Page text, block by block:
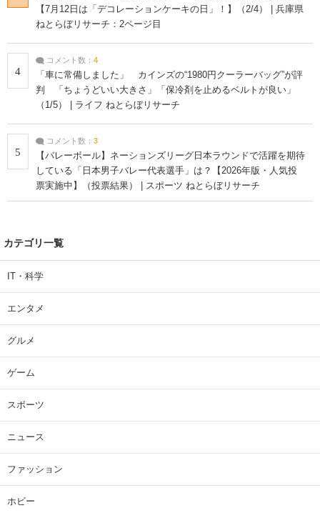
【7月12日は「デコレーションケーキの日」！】（2/4） | 兵庫県
ねとらぼリサーチ：2ページ目
4
コメント数： 4
「車に常備しました」 カインズの“1980円クーラーバッグ”が評
判 「ちょうどいい大きさ」「保冷剤を止めるベルトが良い」
（1/5） | ライフ ねとらぼリサーチ
5
コメント数： 3
【バレーボール】ネーションズリーグ日本ラウンドで活躍を期待
している「日本男子バレー代表選手」は？【2026年版・人気投
票実施中】（投票結果） | スポーツ ねとらぼリサーチ
カテゴリ一覧
IT・科学
エンタメ
グルメ
ゲーム
スポーツ
ニュース
ファッション
ホビー